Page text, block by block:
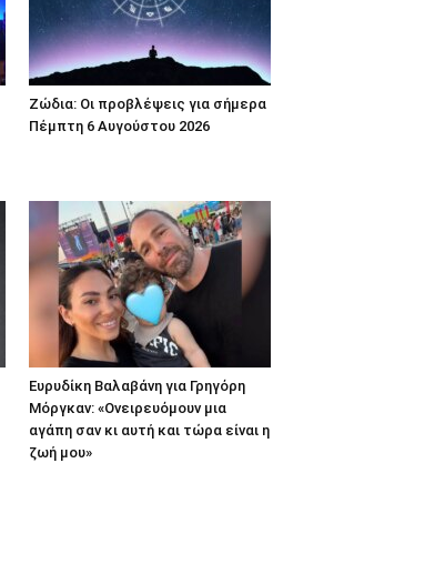
Ζώδια: Οι προβλέψεις για σήμερα
Πέμπτη 6 Αυγούστου 2026
Ευρυδίκη Βαλαβάνη για Γρηγόρη
Μόργκαν: «Ονειρευόμουν μια
αγάπη σαν κι αυτή και τώρα είναι η
ζωή μου»